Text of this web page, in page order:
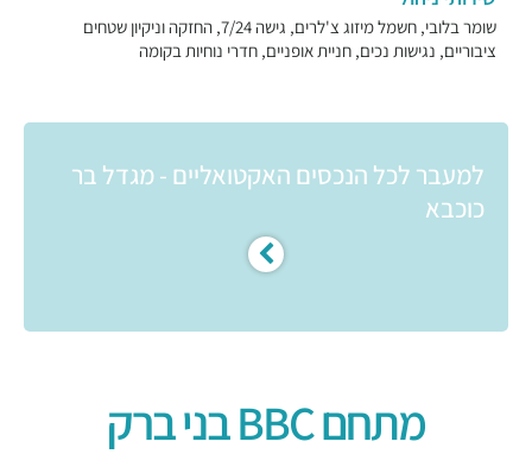
שומר בלובי, חשמל מיזוג צ'לרים, גישה 7/24, החזקה וניקיון שטחים
ציבוריים, נגישות נכים, חניית אופניים, חדרי נוחיות בקומה
למעבר לכל הנכסים האקטואליים - מגדל בר
כוכבא
מתחם BBC בני ברק